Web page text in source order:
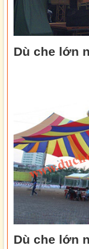
Dù che lớn
Dù che lớn